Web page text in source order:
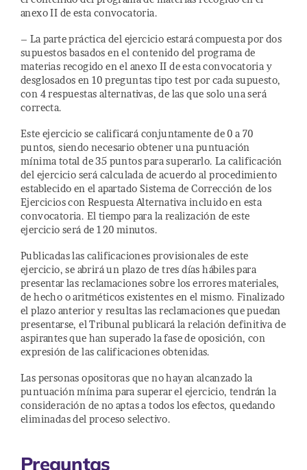
anexo II de esta convocatoria.
– La parte práctica del ejercicio estará compuesta por dos
supuestos basados en el contenido del programa de
materias recogido en el anexo II de esta convocatoria y
desglosados en 10 preguntas tipo test por cada supuesto,
con 4 respuestas alternativas, de las que solo una será
correcta.
Este ejercicio se calificará conjuntamente de 0 a 70
puntos, siendo necesario obtener una puntuación
mínima total de 35 puntos para superarlo. La calificación
del ejercicio será calculada de acuerdo al procedimiento
establecido en el apartado Sistema de Corrección de los
Ejercicios con Respuesta Alternativa incluido en esta
convocatoria. El tiempo para la realización de este
ejercicio será de 120 minutos.
Publicadas las calificaciones provisionales de este
ejercicio, se abrirá un plazo de tres días hábiles para
presentar las reclamaciones sobre los errores materiales,
de hecho o aritméticos existentes en el mismo. Finalizado
el plazo anterior y resultas las reclamaciones que puedan
presentarse, el Tribunal publicará la relación definitiva de
aspirantes que han superado la fase de oposición, con
expresión de las calificaciones obtenidas.
Las personas opositoras que no hayan alcanzado la
puntuación mínima para superar el ejercicio, tendrán la
consideración de no aptas a todos los efectos, quedando
eliminadas del proceso selectivo.
Preguntas